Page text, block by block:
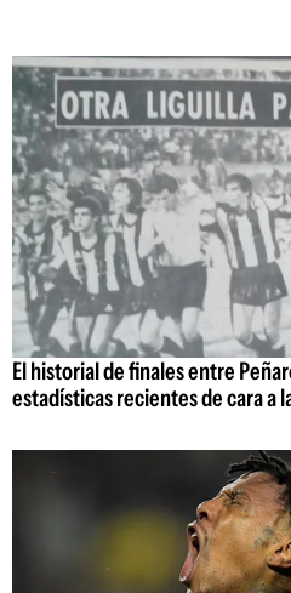
El historial de finales entre
estadísticas recientes de cara a